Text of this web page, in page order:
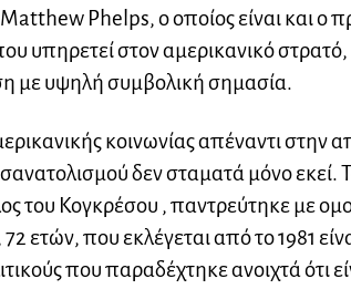
Matthew Phelps, ο οποίος είναι και ο
υπηρετεί στον αμερικανικό
με υψηλή συμβολική σημασία.
κοινωνίας απέναντι στην
δεν σταματά μόνο εκεί.
του Κογκρέσου , παντρεύτηκε με
ετών, που εκλέγεται από το 1981
που παραδέχτηκε ανοιχτά ότι